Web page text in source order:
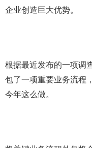
企业创造巨大优势。
根据最近发布的一项调
包了一项重要业务流程
今年这么做。